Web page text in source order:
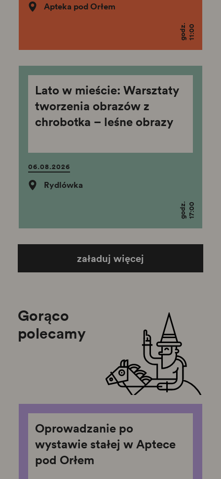
Apteka pod Orłem
godz. 11:00
Lato w mieście: Warsztaty
tworzenia obrazów z
chrobotka – leśne obrazy
06.08.2026
Rydlówka
godz. 17:00
załaduj więcej
Gorąco
polecamy
Oprowadzanie po
wystawie stałej w Aptece
pod Orłem